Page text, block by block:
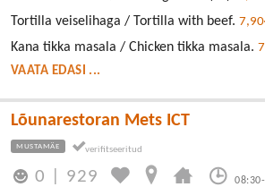
Tortilla veiselihaga / Tortilla with beef.
Kana tikka masala / Chicken tikka masala.
VAATA EDASI ...
Lõunarestoran Mets ICT
MUSTAMÄE
0 929